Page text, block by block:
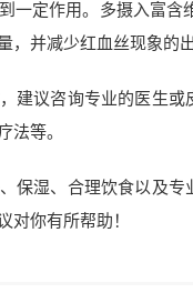
一定作用。多摄入富含
，并减少红血丝现象的出
建议咨询专业的医生
法等。
保湿、合理饮食以及
对你有所帮助！